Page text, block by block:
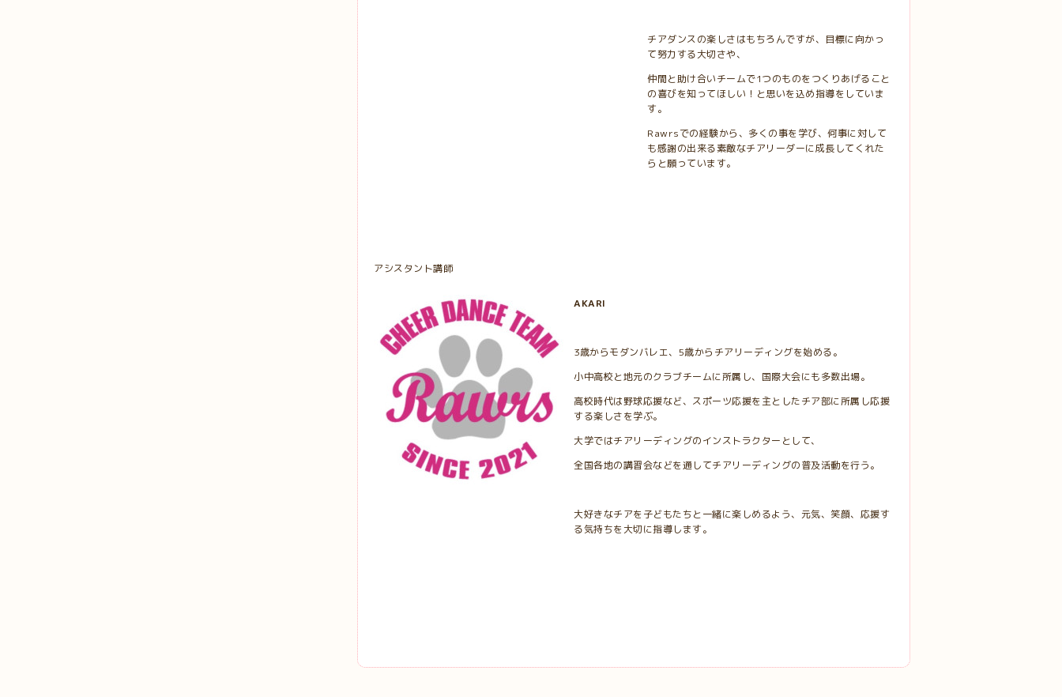
チアダンスの楽しさはもちろんですが、目標に向かっ
て努力する大切さや、
仲間と助け合いチームで1つのものをつくりあげること
の喜びを知ってほしい！と思いを込め指導をしていま
す。
Rawrsでの経験から、多くの事を学び、何事に対して
も感謝の出来る素敵なチアリーダーに成長してくれた
らと願っています。
アシスタント講師
AKARI
3歳からモダンバレエ、5歳からチアリーディングを始める。
小中高校と地元のクラブチームに所属し、国際大会にも多数出場。
高校時代は野球応援など、スポーツ応援を主としたチア部に所属し応援
する楽しさを学ぶ。
大学ではチアリーディングのインストラクターとして、
全国各地の講習会などを通してチアリーディングの普及活動を行う。
大好きなチアを子どもたちと一緒に楽しめるよう、元気、笑顔、応援す
る気持ちを大切に指導します。